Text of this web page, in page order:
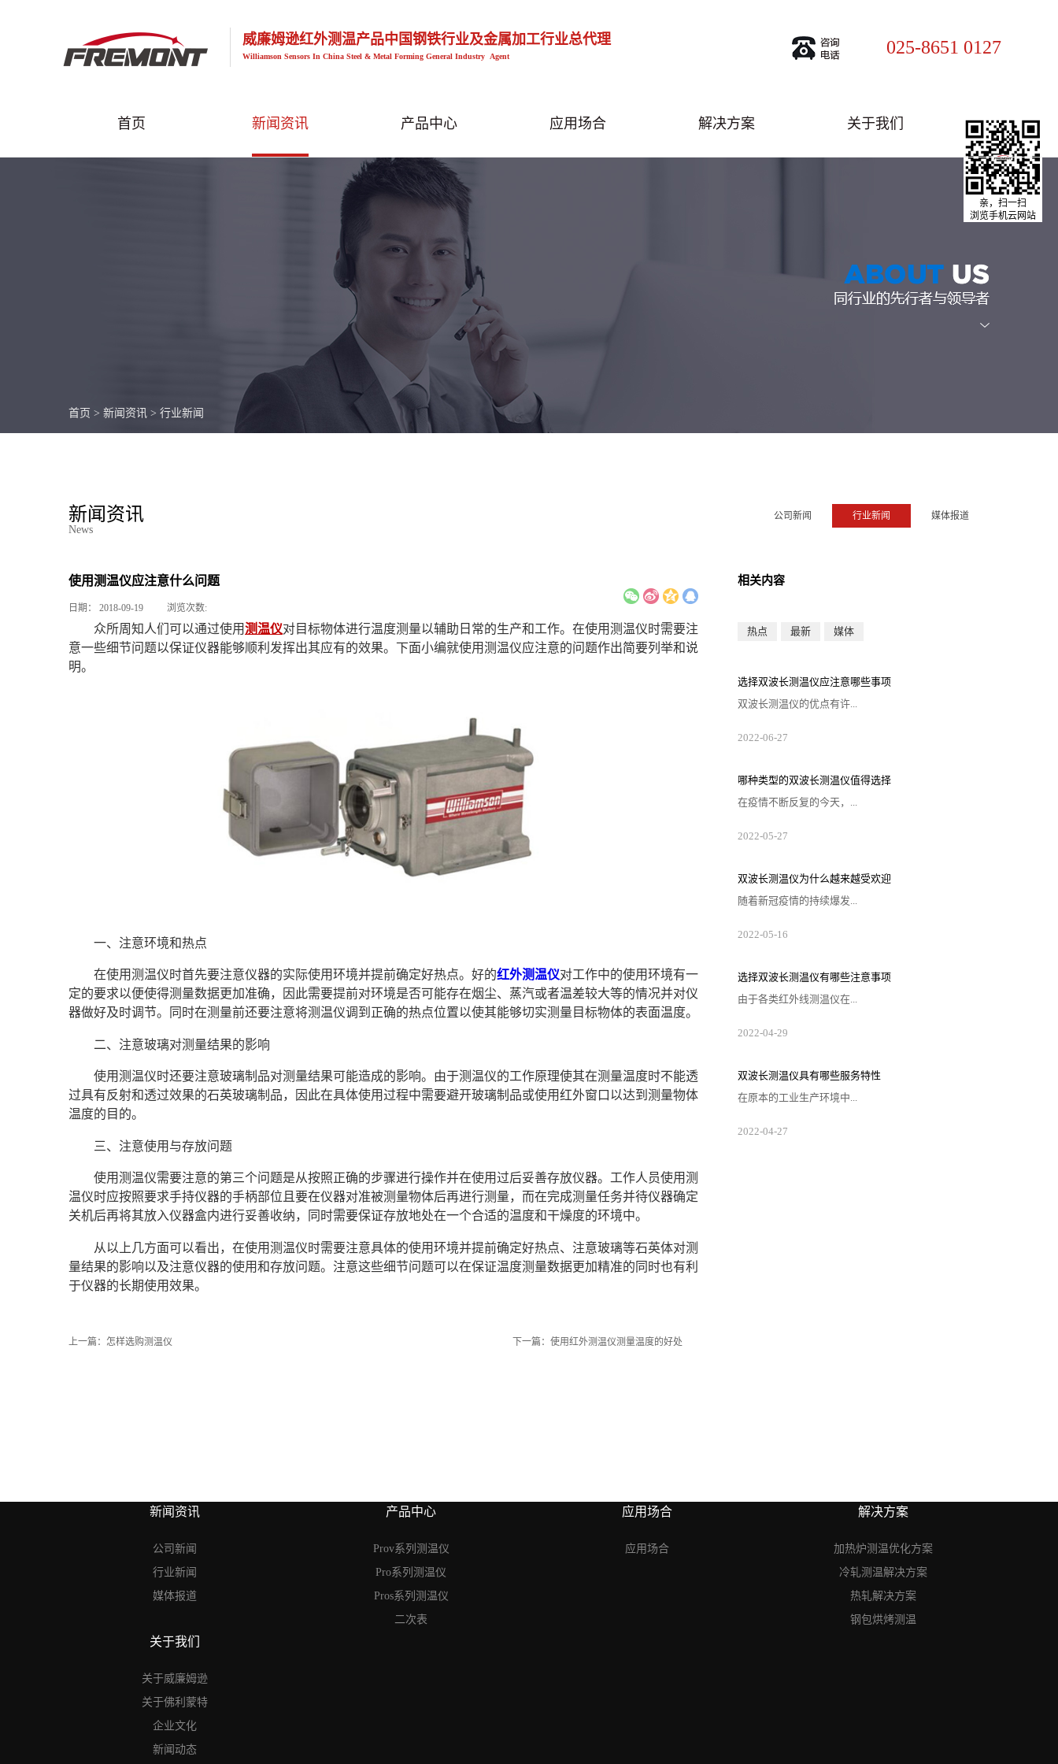
威廉姆逊红外测温产品中国钢铁行业及金属加工行业总代理
Williamson Sensors In China Steel & Metal Forming General Industry Agent 025-8651 0127
首页 新闻资讯 产品中心 应用场合 解决方案 关于我们
首页 > 新闻资讯 > 行业新闻
新闻资讯
News
公司新闻 行业新闻 媒体报道
使用测温仪应注意什么问题
日期： 2018-09-19 浏览次数:
众所周知人们可以通过使用测温仪对目标物体进行温度测量以辅助日常的生产和工作。在使用测温仪时需要注
意一些细节问题以保证仪器能够顺利发挥出其应有的效果。下面小编就使用测温仪应注意的问题作出简要列举和说
明。
一、注意环境和热点
在使用测温仪时首先要注意仪器的实际使用环境并提前确定好热点。好的红外测温仪对工作中的使用环境有一
定的要求以便使得测量数据更加准确，因此需要提前对环境是否可能存在烟尘、蒸汽或者温差较大等的情况并对仪
器做好及时调节。同时在测量前还要注意将测温仪调到正确的热点位置以使其能够切实测量目标物体的表面温度。
二、注意玻璃对测量结果的影响
使用测温仪时还要注意玻璃制品对测量结果可能造成的影响。由于测温仪的工作原理使其在测量温度时不能透
过具有反射和透过效果的石英玻璃制品，因此在具体使用过程中需要避开玻璃制品或使用红外窗口以达到测量物体
温度的目的。
三、注意使用与存放问题
使用测温仪需要注意的第三个问题是从按照正确的步骤进行操作并在使用过后妥善存放仪器。工作人员使用测
温仪时应按照要求手持仪器的手柄部位且要在仪器对准被测量物体后再进行测量，而在完成测量任务并待仪器确定
关机后再将其放入仪器盒内进行妥善收纳，同时需要保证存放地处在一个合适的温度和干燥度的环境中。
从以上几方面可以看出，在使用测温仪时需要注意具体的使用环境并提前确定好热点、注意玻璃等石英体对测
量结果的影响以及注意仪器的使用和存放问题。注意这些细节问题可以在保证温度测量数据更加精准的同时也有利
于仪器的长期使用效果。
上一篇： 怎样选购测温仪 下一篇： 使用红外测温仪测量温度的好处
相关内容
热点 最新 媒体
选择双波长测温仪应注意哪些事项
双波长测温仪的优点有许...
多，不仅仅可以测量视野内较高的温度点，也可以对一
些人们无法手动去测量温度的物品或者场景来进行测
项，那么在选择产品应该注意哪些问题，下面为大家解
析原因。1. 注意操作是否方便在选购双波长测温仪的时
候需要考虑一下产品操作的方便性，如果在一些需要快
速测量温度的场景中使用的时候过于复杂，那样...
2022-06-27
哪种类型的双波长测温仪值得选择
在疫情不断反复的今天，...
单一类型的测温手段不被市场所认可，甚至存在一些难
以快速解决的问题，故双波长测温仪便派上了用场，这
的测温仪值得被意向客户选择，结合下述内容便可大致
推断出较佳的备选对象。1、测试效果较准确的测温仪双
波长测温仪能否确保较准确的测试结果，这是客户判断
这类装置会查看的衡量标准，虽然数据不可能...
2022-05-27
双波长测温仪为什么越来越受欢迎
随着新冠疫情的持续爆发...
，不少商城、电影院、餐厅等公共场所都开始进行体温
测量。因此，对于测温仪的需求也在不断增加。双波长
干扰性强传统的单波长红外测温仪，在特定波长范围内
测量红外能量振幅。其传感器测量的是被测范围内的平
均温度，且受发射率变化、沾污的镜头和光学干扰的影
响，如果来自背景干扰热源的红外能量足够大，...
2022-05-16
选择双波长测温仪有哪些注意事项
由于各类红外线测温仪在...
波段范围的应用效果有着质的差异，需要企业在明确自
身的测温范围及高低情况来对仪器进行挑选。由此所出
好的测温仪器帮助矫正日常采集的数据。1.注意应用场
合双波长测温仪自身的组件情况相较于其他单色和单波
段的仪器更为复杂，从而需要企业对自身生存场景的空
间大小以及需求等级来对仪器进行配置。在确...
2022-04-29
双波长测温仪具有哪些服务特性
在原本的工业生产环境中...
随着光电二极管的应用要求在不断提高，使得一些有让
二极管组件产生损伤的设备被得到更新来提升产线运转
2022-04-27
新闻资讯
公司新闻
行业新闻
媒体报道
产品中心
Prov系列测温仪
Pro系列测温仪
Pros系列测温仪
二次表
应用场合
应用场合
解决方案
加热炉测温优化方案
冷轧测温解决方案
热轧解决方案
钢包烘烤测温
关于我们
关于威廉姆逊
关于佛利蒙特
企业文化
新闻动态
亲，扫一扫
浏览手机云网站